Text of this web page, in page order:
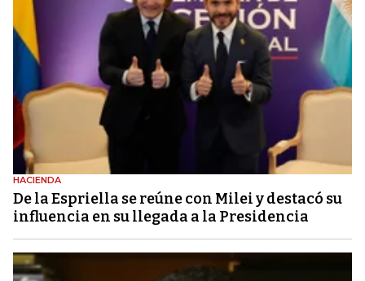
HACIENDA
De la Espriella se reúne con Milei y destacó su
influencia en su llegada a la Presidencia